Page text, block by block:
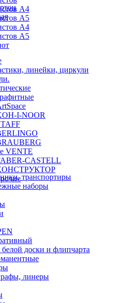
А4
А5
А4
А5
линейки, циркули
I-NOOR
VENTE
CASTELL
транспортиры
наборы
доски и флипчарта
линеры